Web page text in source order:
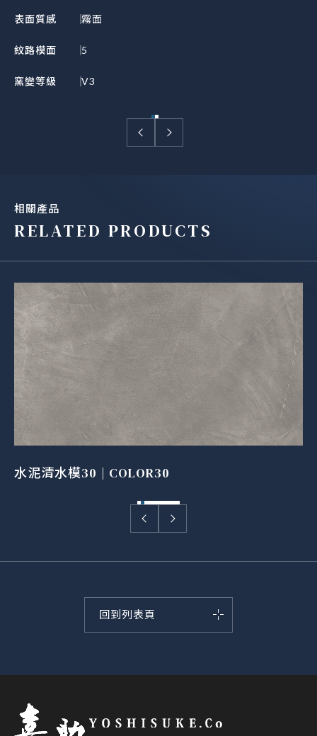
表面質感 霧面
紋路模面 5
窯變等級 V3
相關產品
RELATED PRODUCTS
水泥清水模30 | COLOR30
回到列表頁